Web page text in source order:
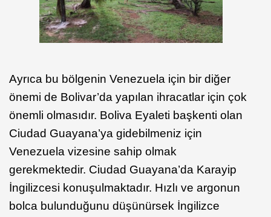
Ayrıca bu bölgenin Venezuela için bir diğer
önemi de Bolivar’da yapılan ihracatlar için çok
önemli olmasıdır. Boliva Eyaleti başkenti olan
Ciudad Guayana’ya gidebilmeniz için
Venezuela vizesine sahip olmak
gerekmektedir. Ciudad Guayana’da Karayip
İngilizcesi konuşulmaktadır. Hızlı ve argonun
bolca bulunduğunu düşünürsek İngilizce